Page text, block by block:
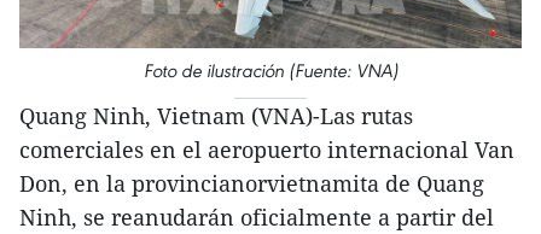
Foto de ilustración (Fuente: VNA)
Quang Ninh, Vietnam (VNA)-Las rutas
comerciales en el aeropuerto internacional Van
Don, en la provincianorvietnamita de Quang
Ninh, se reanudarán oficialmente a partir del